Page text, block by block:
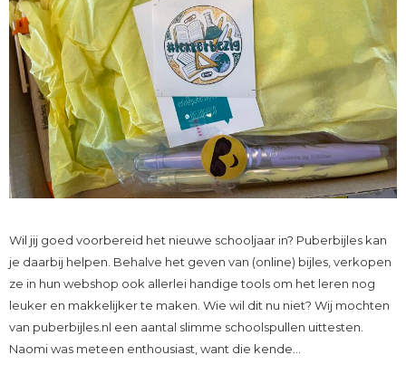
Wil jij goed voorbereid het nieuwe schooljaar in? Puberbijles kan
je daarbij helpen. Behalve het geven van (online) bijles, verkopen
ze in hun webshop ook allerlei handige tools om het leren nog
leuker en makkelijker te maken. Wie wil dit nu niet? Wij mochten
van puberbijles.nl een aantal slimme schoolspullen uittesten.
Naomi was meteen enthousiast, want die kende...